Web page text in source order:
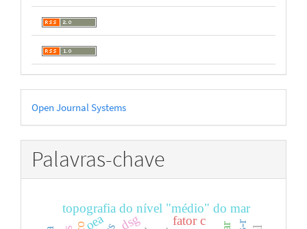
Desenvolvido
por
Open Journal Systems
Palavras-chave
topografia do nível "médio" do mar
dsg fator c
oea